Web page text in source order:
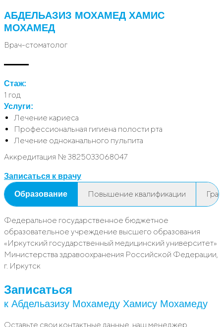
АБДЕЛЬАЗИЗ МОХАМЕД ХАМИС
МОХАМЕД
Врач-стоматолог
Стаж:
1 год
Услуги:
Лечение кариеса
Профессиональная гигиена полости рта
Лечение одноканального пульпита
Аккредитация № 3825033068047
Записаться к врачу
Образование Повышение квалификации
Федеральное государственное бюджетное
образовательное учреждение высшего образования
«Иркутский государственный медицинский университет»
Министерства здравоохранения Российской Федерации,
г. Иркутск
Записаться
к Абдельазизу Мохамеду Хамису Мохамеду
Оставьте свои контактные данные, наш менеджер